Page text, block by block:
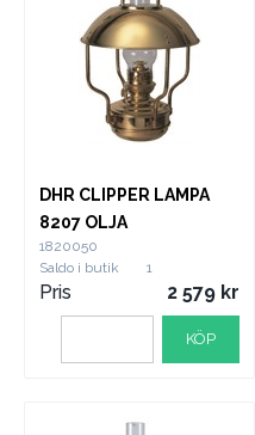
DHR CLIPPER LAMPA
8207 OLJA
1820050
Saldo i butik
1
Pris 2 579
KÖP